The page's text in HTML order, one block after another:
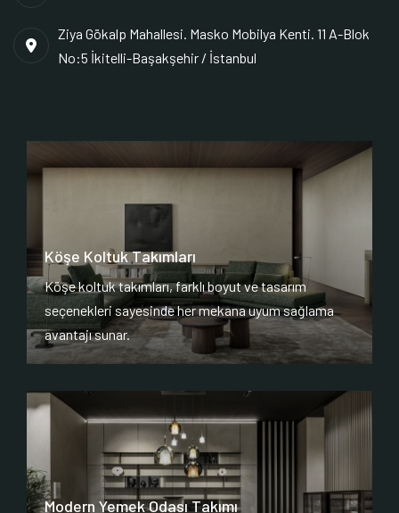
Ziya Gökalp Mahallesi. Masko Mobilya Kenti. 11 A-Blok
No:5 İkitelli-Başakşehir / İstanbul
Köşe Koltuk Takımları
Köşe koltuk takımları, farklı boyut ve tasarım
seçenekleri sayesinde her mekana uyum sağlama
avantajı sunar.
Modern Yemek Odası Takımı